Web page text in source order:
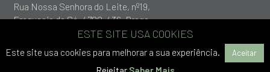
Rua Nossa Senhora do Leite, nº19,
Freguesia da Sé, 4700-436, Braga
ESTE SITE USA COOKIES
Este site usa cookies para melhorar a sua experiência. Aceitar